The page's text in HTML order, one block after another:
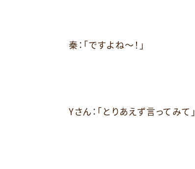
秦：「ですよね～！」
Yさん：「とりあえず言ってみて」